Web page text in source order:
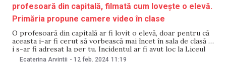
profesoară din capitală, filmată cum lovește o elevă.
Primăria propune camere video în clase
O profesoară din capitală ar fi lovit o elevă, doar pentru că
aceasta i-ar fi cerut să vorbească mai încet în sala de clasă și
i s-ar fi adresat la per tu. Incidentul ar fi avut loc la Liceul
„Alecu Russo” din Chișinău. Imaginile video în care este
Ecaterina Arvintii - 12 feb. 2024 11:19